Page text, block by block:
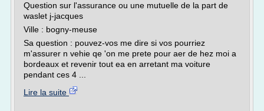
Question sur l'assurance ou une mutuelle de la part de
waslet j-jacques
Ville : bogny-meuse
Sa question : pouvez-vos me dire si vos pourriez
m'assurer n vehie qe 'on me prete pour aer de hez moi a
bordeaux et revenir tout ea en arretant ma voiture
pendant ces 4 ...
Lire la suite